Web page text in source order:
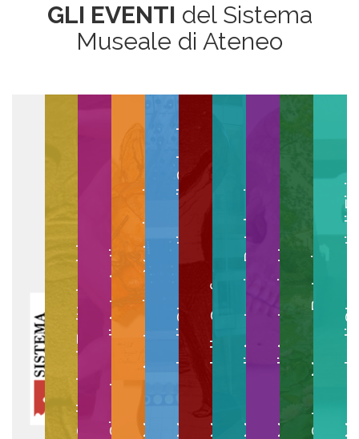
GLI EVENTI del Sistema
Museale di Ateneo
Collezioni EgittologicheGipsoteca di Arte AnticaMuseo Anatomico VeterinarioMuseo degli Strumenti per il CalcoloMuseo della GraficaMuseo di Anatomia PatologicaMuseo di Anatomia UmanaOrto e Museo BotanicoMuseo degli